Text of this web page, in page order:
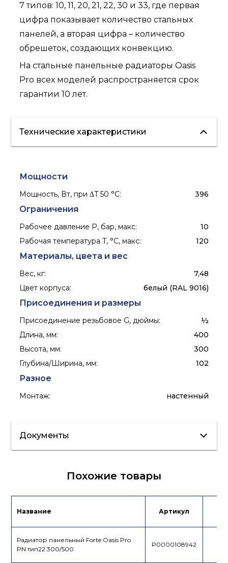
7 типов: 10, 11, 20, 21, 22, 30 и 33, где первая
цифра показывает количество стальных
панелей, а вторая цифра – количество
обрешеток, создающих конвекцию.
На стальные панельные радиаторы Oasis
Pro всех моделей распространяется срок
гарантии 10 лет.
Технические характеристики
Мощности
Мощность, Вт, при ΔT 50 °С: 396
Ограничения
Рабочее давление P, бар, макс:
10
Рабочая температура T, °C, макс: 120
Материалы, цвета и вес
Вес, кг:
7,48
Цвет корпуса: белый (RAL 9016)
Присоединения и размеры
Присоединение резьбовое G, дюймы:
½
Длина, мм:
400
Высота, мм:
300
Глубина/Ширина, мм: 102
Разное
Монтаж: настенный
Документы
Похожие товары
Название Артикул
Радиатор панельный Forte Oasis Pro
PN тип22 300/500
P0000108942